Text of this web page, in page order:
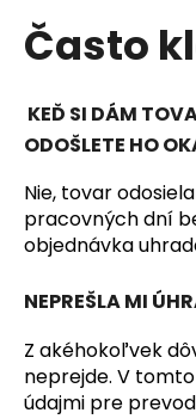
Často
KEĎ SI DÁM
ODOŠLETE HO
Nie, tovar
pracovných dní
objednávka
NEPREŠLA MI
Z akéhokoľvek
neprejde. V
údajmi pre
t
r
b
u
j
e
t
n
j
s